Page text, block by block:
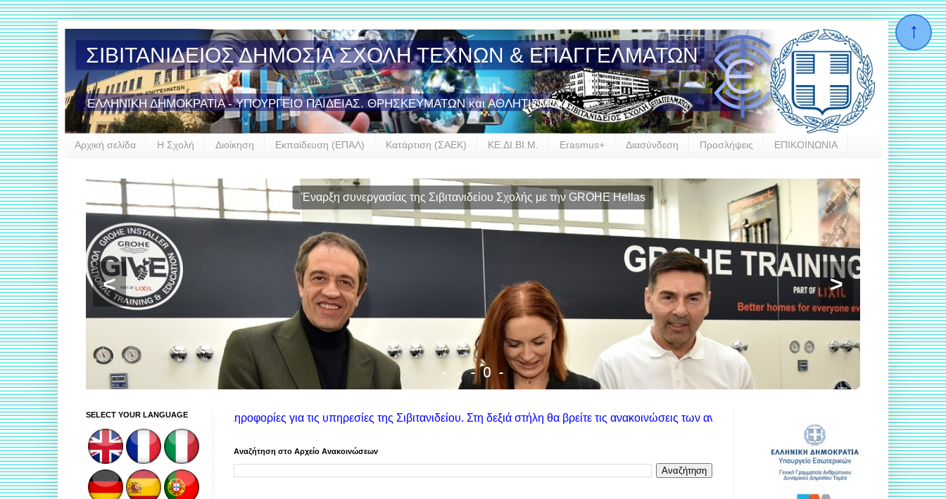
ΣΙΒΙΤΑΝΙΔΕΙΟΣ ΔΗΜΟΣΙΑ ΣΧΟΛΗ ΤΕΧΝΩΝ & ΕΠΑΓΓΕΛΜΑΤΩΝ
ΕΛΛΗΝΙΚΗ ΔΗΜΟΚΡΑΤΙΑ - ΥΠΟΥΡΓΕΙΟ ΠΑΙΔΕΙΑΣ. ΘΡΗΣΚΕΥΜΑΤΩΝ και ΑΘΛΗΤΙΣΜΟΥ
Αρχική σελίδα Η Σχολή Διοίκηση Εκπαίδευση (ΕΠΑΛ) Κατάρτιση (ΣΑΕΚ) ΚΕ.ΔΙ.ΒΙ.Μ. Erasmus+ Διασύνδεση Προσλήψεις ΕΠΙΚΟΙΝΩΝΙΑ
Έναρξη συνεργασίας της Σιβιτανιδείου Σχολής με την GROHE Hellas
< >
- - - O -
στήλη θα βρείτε πληροφορίες για τις υπηρεσίες της Σιβιτανιδείου. Στη δεξιά στήλη θα βρείτε τις ανακοινώσεις των αντίστοιχων υπηρεσιών. Χρησιμοποιήστε το πλαίσιο αναζήτησης
Αναζήτηση στο Αρχείο Ανακοινώσεων
SELECT YOUR LANGUAGE